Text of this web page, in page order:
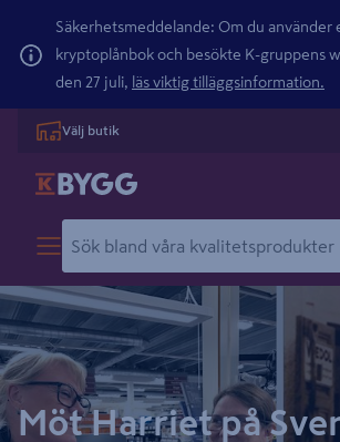
Säkerhetsmeddelande: Om du använder
kryptoplånbok och besökte K-gruppens
den 27 juli, läs viktig tilläggsinformation.
Välj butik
Möt Harriet på